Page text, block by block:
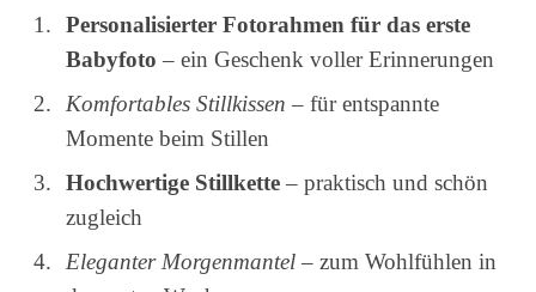
Personalisierter Fotorahmen für das erste
Babyfoto – ein Geschenk voller Erinnerungen
Komfortables Stillkissen – für entspannte
Momente beim Stillen
Hochwertige Stillkette – praktisch und schön
zugleich
Eleganter Morgenmantel – zum Wohlfühlen in